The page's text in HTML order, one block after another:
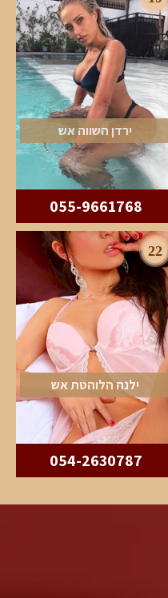
ירדן השווה אש
055-9661768
22
ילנה הלוהטת אש
054-2630787